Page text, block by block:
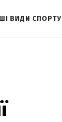
ВИДИ СПОРТУ